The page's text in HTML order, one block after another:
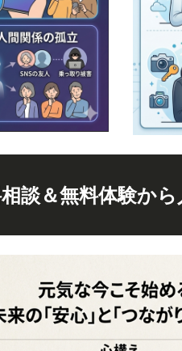
談＆無料体験か